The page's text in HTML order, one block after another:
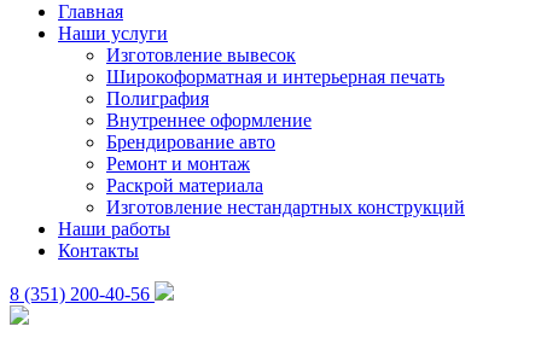
Главная
Наши услуги
Изготовление вывесок
Широкоформатная и интерьерная печать
Полиграфия
Внутреннее оформление
Брендирование авто
Ремонт и монтаж
Раскрой материала
Изготовление нестандартных конструкций
Наши работы
Контакты
8 (351) 200-40-56